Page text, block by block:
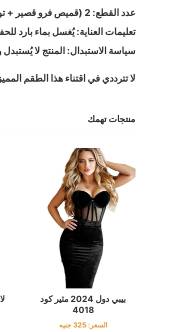
عدد القطع: 2 (قميص فرو قصير + توك يد متناسقة)
تعليمات العناية: يُغسل بماء بارد
سياسة الاستبدال: المنتج لا يُستبدل
لا تترددي في اقتناء هذا الطقم
منتجات تهمك
بيبي دول 2024 مثير كود
4018
السعر:325 جنيه